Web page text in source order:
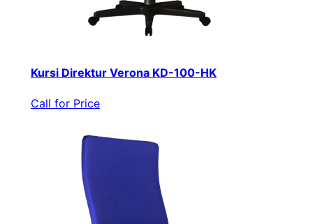
Kursi Direktur Verona KD-100-HK
Call for Price